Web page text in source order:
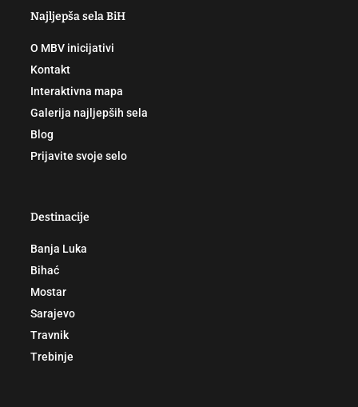
Najljepša sela BiH
O MBV inicijativi
Kontakt
Interaktivna mapa
Galerija najljepših sela
Blog
Prijavite svoje selo
Destinacije
Banja Luka
Bihać
Mostar
Sarajevo
Travnik
Trebinje